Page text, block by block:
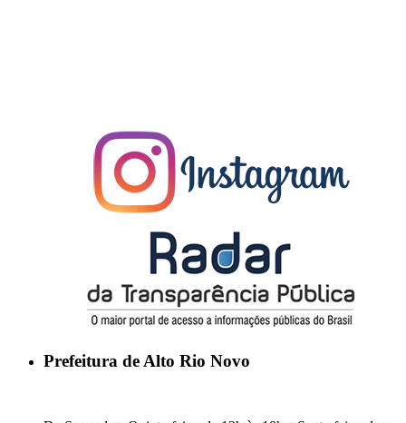
Prefeitura de Alto Rio Novo